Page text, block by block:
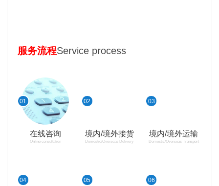
服务流程Service process
01
在线咨询
Online consultation
02
境内/境外接货
Domestic/Overseas Delivery
03
境内/境外运输
Domestic/Overseas Transport
04 05 06